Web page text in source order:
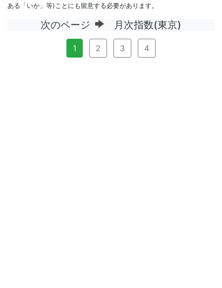
ある「いか」等)ことにも留意する必要があります。
次のページ 月次指数(東京)
1 2 3 4